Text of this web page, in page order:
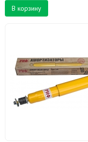
В корзину